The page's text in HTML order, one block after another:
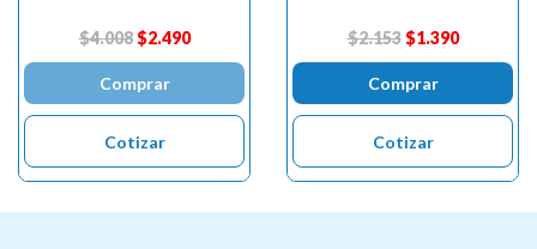
$4.008 $2.490
Comprar
Cotizar
$2.153 $1.390
Comprar
Cotizar